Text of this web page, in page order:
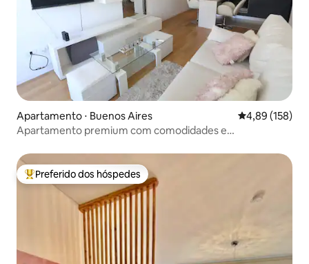
Apartamento ⋅ Buenos Aires 4,89 de uma
4,89 (158)
Apartamento premium com comodidades e
Entre os melhores preferidos dos hóspedes
Preferido dos hóspedes